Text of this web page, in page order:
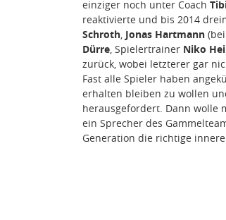
einziger noch unter Coach
reaktivierte und bis 2014
Schroth Jonas Hartmann
Dürre , Spielertrainer Niko
zurück, wobei letzterer gar
Fast alle Spieler haben
erhalten bleiben zu wollen
herausgefordert. Dann wolle
ein Sprecher des
Generation die richtige